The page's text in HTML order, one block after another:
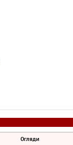
Огляди